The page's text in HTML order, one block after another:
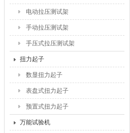
电动拉压测试架
手动拉压测试架
手压式拉压测试架
扭力起子
数显扭力起子
表盘式扭力起子
预置式扭力起子
万能试验机